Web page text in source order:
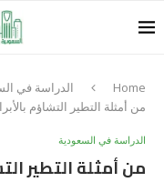
Home
الدراسة في
من أمثلة التطير التشاؤم
الدراسة في السعودية
من أمثلة التطير